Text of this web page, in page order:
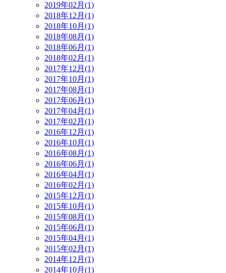
2019年02月(1)
2018年12月(1)
2018年10月(1)
2018年08月(1)
2018年06月(1)
2018年02月(1)
2017年12月(1)
2017年10月(1)
2017年08月(1)
2017年06月(1)
2017年04月(1)
2017年02月(1)
2016年12月(1)
2016年10月(1)
2016年08月(1)
2016年06月(1)
2016年04月(1)
2016年02月(1)
2015年12月(1)
2015年10月(1)
2015年08月(1)
2015年06月(1)
2015年04月(1)
2015年02月(1)
2014年12月(1)
2014年10月(1)